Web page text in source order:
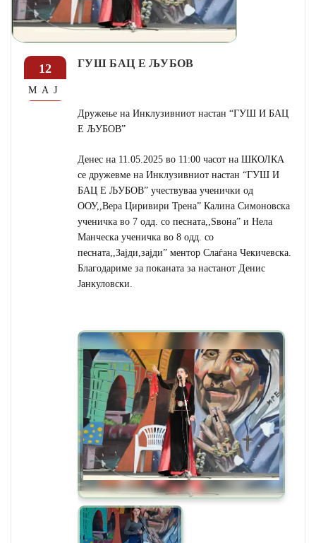
12
МАЈ
ГУШ БАЦ Е ЉУБОВ
Дружење на Инклузивниот настан “ГУШ И БАЦ
Е ЉУБОВ”
Денес на 11.05.2025 во 11:00 часот на ШКОЛКА
се дружевме на Инклузивниот настан “ГУШ И
БАЦ Е ЉУБОВ” учествуваа ученички од
ООУ,,Вера Циривири Трена” Калина Симоновска
ученичка во 7 одд. со песната,,Ѕвона” и Нела
Манческа ученичка во 8 одд. со
песната,,Зајди,зајди” ментор Слаѓана Чекичевска.
Благодариме за поканата за настанот Денис
Јанкуловски.